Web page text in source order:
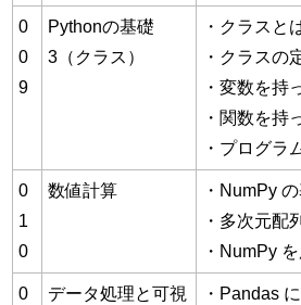
0
0
9
Pythonの基礎
3（クラス）
・クラスと
・クラスの
・変数を持
・関数を持
・プログラ
0
1
0
数値計算
・NumPy
・多次元配
・NumPy
0
データ処理と可視
・Pandas